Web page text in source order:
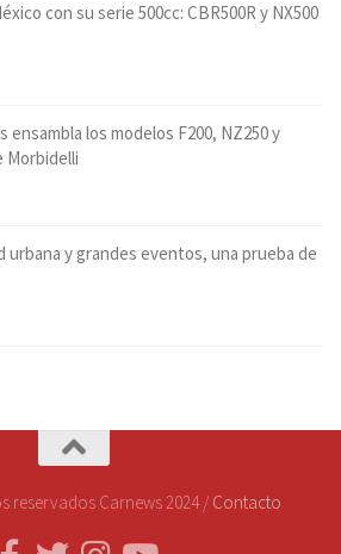
con su serie 500cc: CBR500R y NX500
ensambla los modelos F200, NZ250 y
Morbidelli
urbana y grandes eventos, una prueba de
reservados Carnews 2024 / Contacto